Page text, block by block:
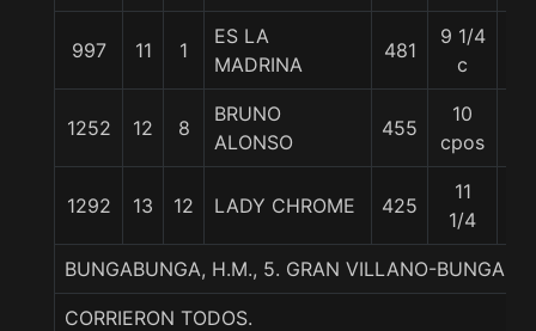
997 11 1
ES LA
MADRINA
481
9 1/4
c
1252 12 8
BRUNO
ALONSO
455
10
cpos
1292 13 12 LADY CHROME 425
11
1/4
BUNGABUNGA, H.M., 5. GRAN VILLANO-BUNGA
CORRIERON TODOS.